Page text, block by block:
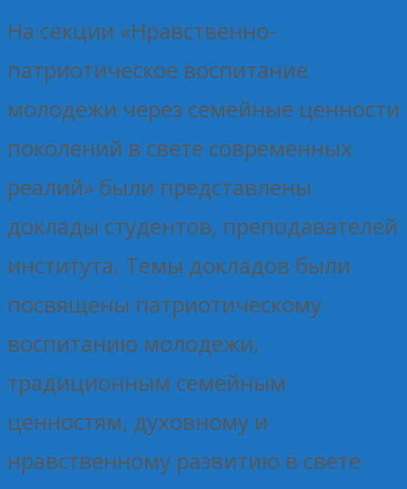
На секции «Нравственно-
патриотическое воспитание
молодежи через семейные ценности
поколений в свете современных
реалий» были представлены
доклады студентов, преподавателей
института. Темы докладов были
посвящены патриотическому
воспитанию молодежи,
традиционным семейным
ценностям, духовному и
нравственному развитию в свете